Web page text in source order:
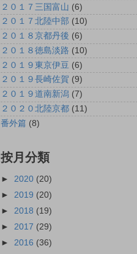
２０１７三国富山 (6)
２０１７北陸中部 (10)
２０１８京都丹後 (6)
２０１８徳島淡路 (10)
２０１９東京伊豆 (6)
２０１９長崎佐賀 (9)
２０１９道南新潟 (7)
２０２０北陸京都 (11)
番外篇 (8)
按月分類
► 2020 (20)
► 2019 (20)
► 2018 (19)
► 2017 (29)
► 2016 (36)